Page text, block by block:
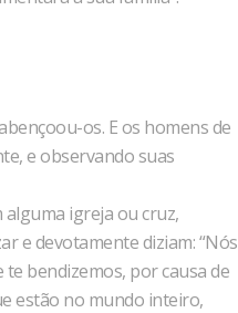
os. E os homens de
e observando suas
igreja ou cruz,
e devotamente diziam: “Nós
bendizemos, por causa de
estão no mundo inteiro,